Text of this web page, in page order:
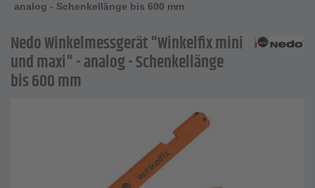
analog - Schenkellänge bis 600 mm
Nedo Winkelmessgerät "Winkelfix mini
und maxi" - analog - Schenkellänge
bis 600 mm